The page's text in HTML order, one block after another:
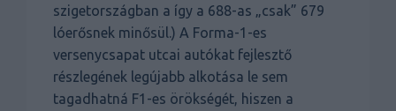
szigetországban a így a 688-as „csak” 679
lóerősnek minősül.) A Forma-1-es
versenycsapat utcai autókat fejlesztő
részlegének legújabb alkotása le sem
tagadhatná F1-es örökségét, hiszen a